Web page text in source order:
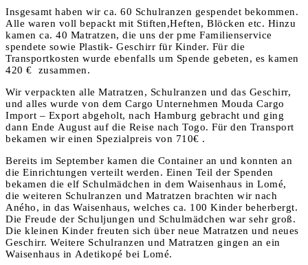
Insgesamt haben wir ca. 60 Schulranzen gespendet bekommen.
Alle waren voll bepackt mit Stiften,Heften, Blöcken etc. Hinzu
kamen ca. 40 Matratzen, die uns der pme Familienservice
spendete sowie Plastik- Geschirr für Kinder. Für die
Transportkosten wurde ebenfalls um Spende gebeten, es kamen
420 € zusammen.
Wir verpackten alle Matratzen, Schulranzen und das Geschirr,
und alles wurde von dem Cargo Unternehmen Mouda Cargo
Import – Export abgeholt, nach Hamburg gebracht und ging
dann Ende August auf die Reise nach Togo. Für den Transport
bekamen wir einen Spezialpreis von 710€ .
Bereits im September kamen die Container an und konnten an
die Einrichtungen verteilt werden. Einen Teil der Spenden
bekamen die elf Schulmädchen in dem Waisenhaus in Lomé,
die weiteren Schulranzen und Matratzen brachten wir nach
Aného, in das Waisenhaus, welches ca. 100 Kinder beherbergt.
Die Freude der Schuljungen und Schulmädchen war sehr groß.
Die kleinen Kinder freuten sich über neue Matratzen und neues
Geschirr. Weitere Schulranzen und Matratzen gingen an ein
Waisenhaus in Adetikopé bei Lomé.